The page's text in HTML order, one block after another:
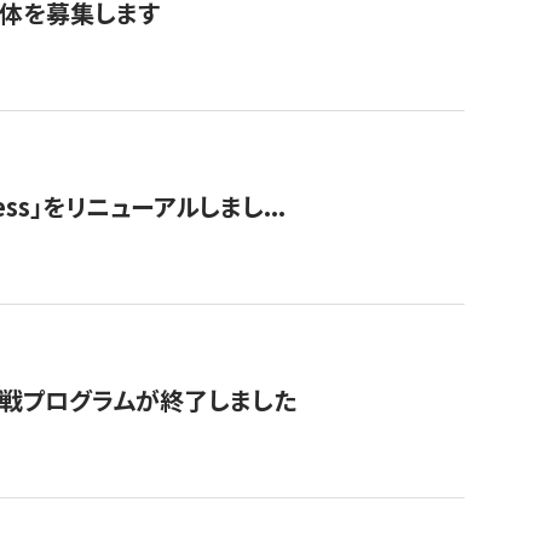
を募集します
」をリニューアルしまし...
プログラムが終了しました